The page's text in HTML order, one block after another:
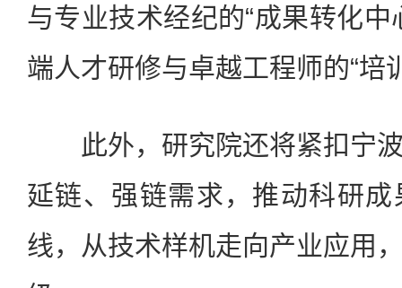
与专业技术经纪的“成果转化中
端人才研修与卓越工程师的“培
此外，研究院还将紧扣宁波
延链、强链需求，推动科研
线，从技术样机走向产业应用